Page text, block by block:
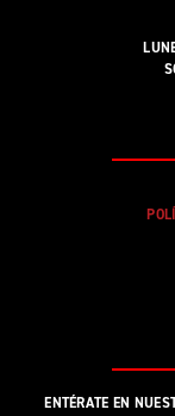
ENTÉRATE EN